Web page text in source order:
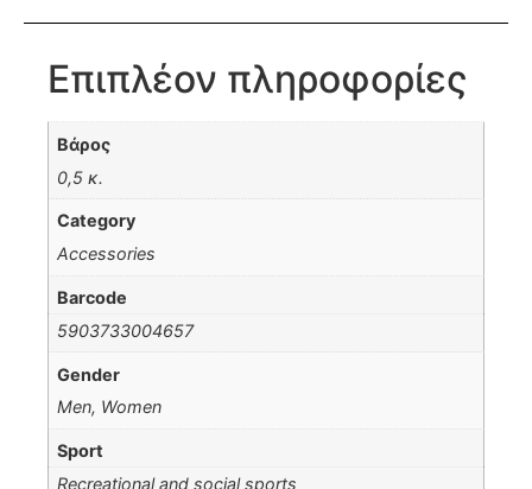
Επιπλέον πληροφορίες
Βάρος
0,5 κ.
Category
Accessories
Barcode
5903733004657
Gender
Men, Women
Sport
Recreational and social sports